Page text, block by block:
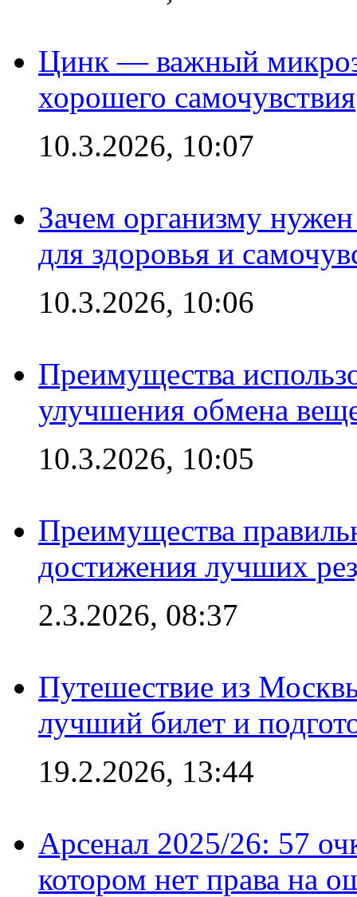
Цинк — важный
хорошего самочувствия
10.3.2026, 10:07
Зачем организму
для здоровья и
10.3.2026, 10:06
Преимущества
улучшения обмена
10.3.2026, 10:05
Преимущества
достижения лучших
2.3.2026, 08:37
Путешествие из
лучший билет и
19.2.2026, 13:44
Арсенал 2025/26: 57
котором нет права на